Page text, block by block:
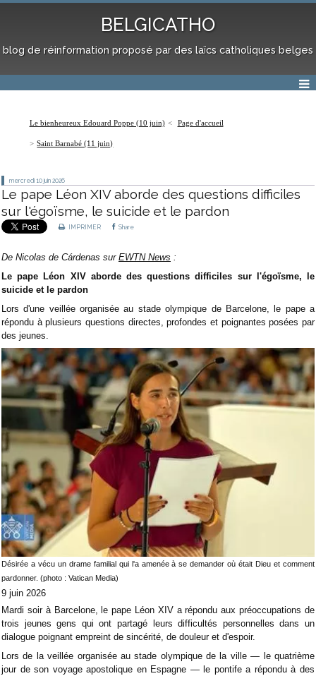
BELGICATHO
blog de réinformation proposé par des laïcs catholiques belges
Le bienheureux Edouard Poppe (10 juin) Page d'accueil
Saint Barnabé (11 juin)
mercredi 10 juin 2026
Le pape Léon XIV aborde des questions difficiles
sur l'égoïsme, le suicide et le pardon
IMPRIMER Share
De Nicolas de Cárdenas sur EWTN News :
Le pape Léon XIV aborde des questions difficiles sur l'égoïsme, le
suicide et le pardon
Lors d'une veillée organisée au stade olympique de Barcelone, le pape a
répondu à plusieurs questions directes, profondes et poignantes posées par
des jeunes.
Désirée a vécu un drame familial qui l'a amenée à se demander où était Dieu et comment
pardonner. (photo : Vatican Media)
9 juin 2026
Mardi soir à Barcelone, le pape Léon XIV a répondu aux préoccupations de
trois jeunes gens qui ont partagé leurs difficultés personnelles dans un
dialogue poignant empreint de sincérité, de douleur et d'espoir.
Lors de la veillée organisée au stade olympique de la ville — le quatrième
jour de son voyage apostolique en Espagne — le pontife a répondu à des